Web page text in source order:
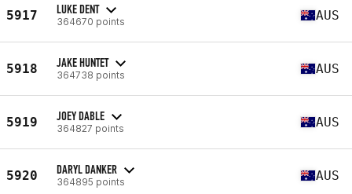
5917 LUKE DENT
364670 points AUS
5918 JAKE HUNTET
364738 points AUS
5919 JOEY DABLE
364827 points AUS
5920 DARYL DANKER
364895 points AUS